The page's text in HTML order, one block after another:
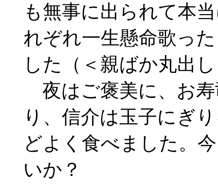
も無事に出られて本
れぞれ一生懸命歌っ
した（＜親ばか丸出
夜はご褒美に、お
り、信介は玉子にぎ
どよく食べました。
いか？